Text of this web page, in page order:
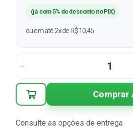
(já com 5% de desconto no PIX)
ou em até 2x de R$ 10,45
Comprar
Consulte as opções de entrega